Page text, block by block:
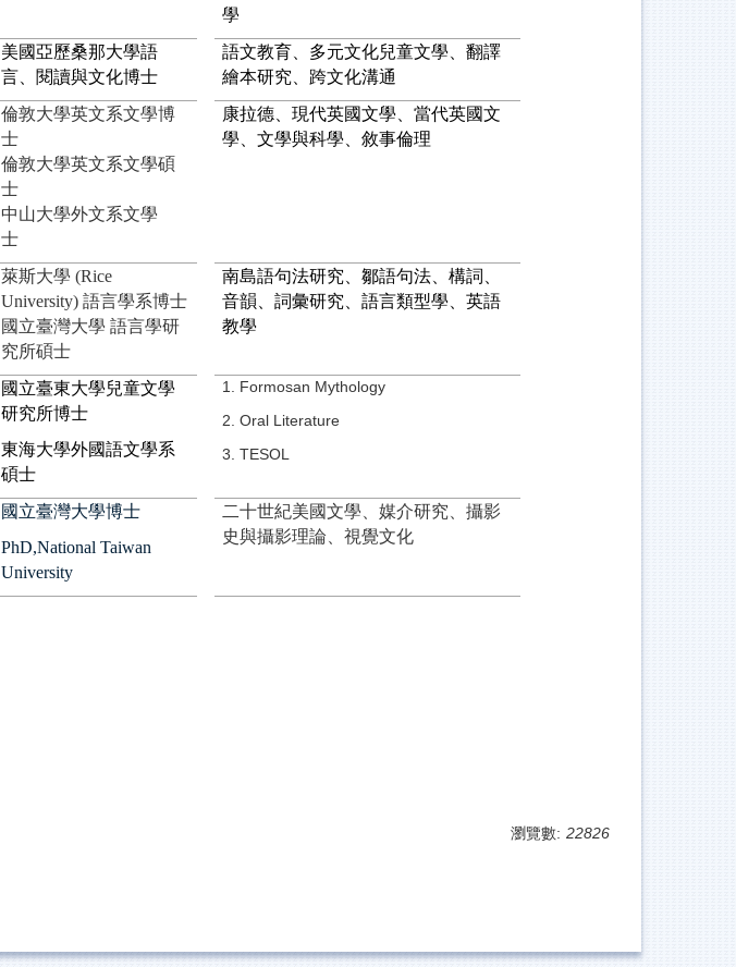
學
美國亞歷桑那大學語
言、閱讀與文化博士
語文教育、多元文化兒童文學、翻譯
繪本研究、跨文化溝通
倫敦大學英文系文學博
士
倫敦大學英文系文學碩
士
中山大學外文系文學
士
康拉德、現代英國文學、當代英國文
學、文學與科學、敘事倫理
萊斯大學 (Rice
University) 語言學系博士
國立臺灣大學 語言學研
究所碩士
南島語句法研究、鄒語句法、構詞、
音韻、詞彙研究、語言類型學、英語
教學
國立臺東大學兒童文學
研究所博士
東海大學外國語文學系
碩士
1. Formosan Mythology
2. Oral Literature
3. TESOL
國立臺灣大學博士
PhD,National Taiwan
University
二十世紀美國文學、媒介研究、攝影
史與攝影理論、視覺文化
瀏覽數: 22826